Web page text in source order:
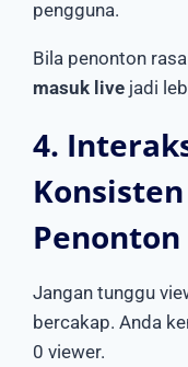
pengguna.
Bila penonton
masuk live jadi
4.
Penonton
Jangan tunggu
bercakap. Anda
0 viewer.